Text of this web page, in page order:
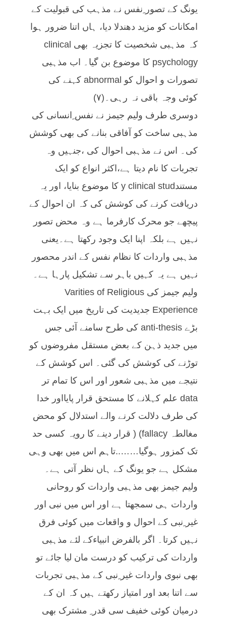
یونگ کے تصور ِنفس نے مذہب کی قبولیت کے
امکانات کو مزید دھندلا دیا، ہاں اتنا ضرور ہوا
کہ مذہبی شخصیت کا تجزیہ بھی clinical
psychology کا موضوع بن گیا۔ اب مذہبی
تصورات و احوال کو abnormal کہنے کی
کوئی وجہ باقی نہ رہی۔(۷)
دوسری طرف ولیم جیمز نے نفس ِانسانی کی
مذہبی ساخت کو آفاقی بنانے کی بھی کوشش
کی۔ اس نے مذہبی احوال کی ،جنہیں وہ
تجربات کا نام دیتا ہے،اکثر انواع کو ایک
مستندy clinical stud کا موضوع بنایا، اور یہ
دریافت کرنے کی کوشش کی کہ ان احوال کے
پیچھے جو محرک کارفرما ہے وہ محض تصور
نہیں ہے بلکہ اپنا ایک وجود رکھتا ہے۔یعنی
مذہبی واردات کا نظام نفس کے اندر محصور
نہیں ہے یہ کہیں باہر سے تشکیل پارہا ہے۔
ولیم جیمز کی Varities of Religious
Experience جدیدیت کی تاریخ میں ایک بہت
بڑے anti-thesis کی طرح سامنے آئی جس
میں جدید ذہن کے بعض مستقل مفروضوں کو
توڑنے کی کوشش کی گئی۔ اس کوشش کے
نتیجے میں مذہبی شعور اور اس کا تمام تر
data علم کہلانے کا مستحق قرار پایااور خدا
کی طرف دلالت کرنے والے استدلال کو محض
مغالطہ fallacy) ( قرار دینے کا رویہ کسی حد
تک کمزور ہوگیا……..تاہم اس میں بھی وہی
مشکل ہے جو یونگ کے ہاں نظر آتی ہے۔
ولیم جیمز بھی مذہبی واردات کو روحانی
واردات ہی سمجھتا ہے اور اس میں نبی اور
غیر ِنبی کے احوال و واقعات میں کوئی فرق
نہیں کرتا۔ اگر بالفرض انبیاءکے لئے مذہبی
واردات کی ترکیب کو درست مان لیا جائے تو
بھی نبوی واردات غیر ِنبی کے مذہبی تجربات
سے اتنا بعد اور امتیاز رکھتے ہیں کہ ان کے
درمیان کوئی خفیف سی قدر ِ مشترک بھی